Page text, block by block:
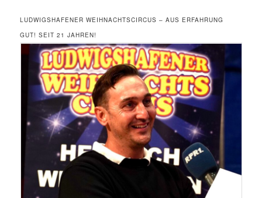
LUDWIGSHAFENER WEIHNACHTSCIRCUS – AUS ERFAHRUNG
GUT! SEIT 21 JAHREN!